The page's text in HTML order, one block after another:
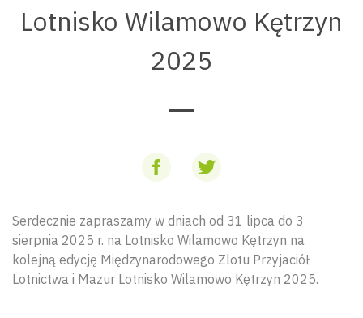
Lotnisko Wilamowo Kętrzyn
2025
Serdecznie zapraszamy w dniach od 31 lipca do 3
sierpnia 2025 r. na Lotnisko Wilamowo Kętrzyn na
kolejną edycję Międzynarodowego Zlotu Przyjaciół
Lotnictwa i Mazur Lotnisko Wilamowo Kętrzyn 2025.